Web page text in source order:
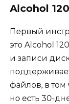
Alcohol
Первый
это Alcohol
и записи
файлов, в том
но есть 30-